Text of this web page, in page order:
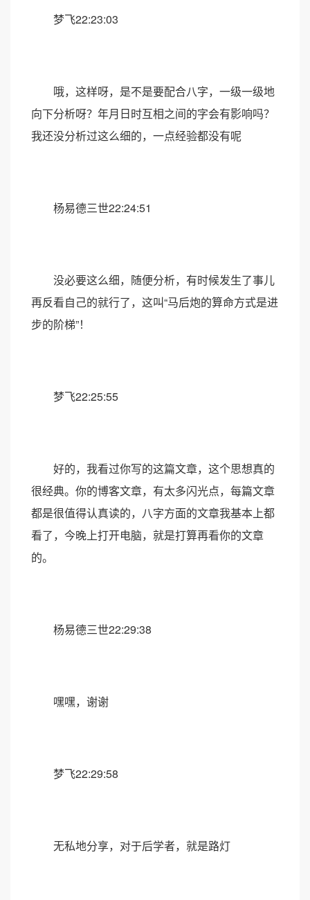
梦飞22:23:03
哦，这样呀，是不是要配合八字，一级一级地
向下分析呀？年月日时互相之间的字会有影响吗？
我还没分析过这么细的，一点经验都没有呢
杨易德三世22:24:51
没必要这么细，随便分析，有时候发生了事儿
再反看自己的就行了，这叫“马后炮的算命方式是进
步的阶梯”！
梦飞22:25:55
好的，我看过你写的这篇文章，这个思想真的
很经典。你的博客文章，有太多闪光点，每篇文章
都是很值得认真读的，八字方面的文章我基本上都
看了，今晚上打开电脑，就是打算再看你的文章
的。
杨易德三世22:29:38
嘿嘿，谢谢
梦飞22:29:58
无私地分享，对于后学者，就是路灯